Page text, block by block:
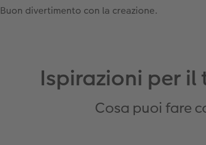
Buon divertimento con la creazione.
Ispirazioni per
Cosa puoi fare